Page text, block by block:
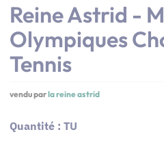
Reine Astrid -
Olympiques
Tennis
vendu parla reine astrid
Quantité : TU